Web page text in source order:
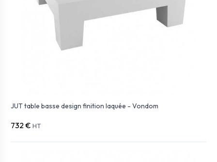
JUT table basse design finition laquée - Vondom
732 € HT